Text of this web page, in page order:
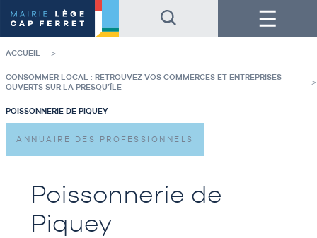
au
contenu
de
la
au
pied
de
page
Menu
ACCUEIL
CONSOMMER LOCAL : RETROUVEZ VOS COMMERCES ET ENTREPRISES
OUVERTS SUR LA PRESQU’ÎLE
POISSONNERIE DE PIQUEY
Poissonnerie de
Piquey
ANNUAIRE DES PROFESSIONNELS